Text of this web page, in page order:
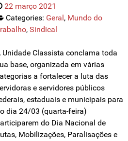
22 março 2021
Categories: Geral , Mundo do
, Sindical
Unidade Classista conclama toda
base, organizada em várias
a fortalecer a luta das
e servidores públicos
estaduais e municipais para
dia 24/03 (quarta-feira)
do Dia Nacional de
Mobilizações, Paralisações e